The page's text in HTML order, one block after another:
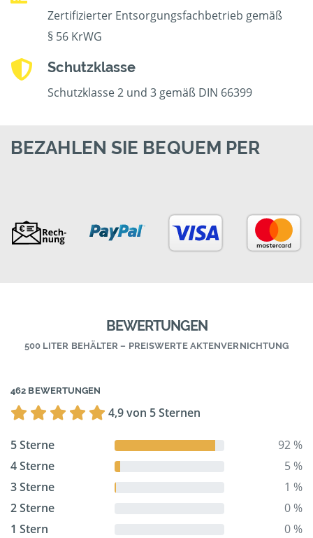
Zertifizierter Entsorgungsfachbetrieb gemäß
§ 56 KrWG
Schutzklasse
Schutzklasse 2 und 3 gemäß DIN 66399
BEZAHLEN SIE BEQUEM PER
BEWERTUNGEN
500 LITER BEHÄLTER – PREISWERTE AKTENVERNICHTUNG
462 BEWERTUNGEN
4,9 von 5 Sternen
5 Sterne
92 %
4 Sterne
5 %
3 Sterne
1 %
2 Sterne
0 %
1 Stern
0 %